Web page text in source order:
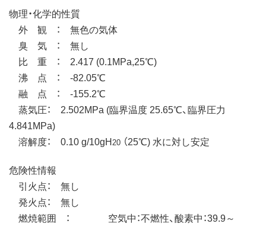
物理・化学的性質
外 観 ： 無色の気体
臭 気 ： 無し
比 重 ： 2.417 (0.1MPa,25℃)
沸 点 ： -82.05℃
融 点 ： -155.2℃
蒸気圧： 2.502MPa (臨界温度 25.65℃、臨界圧力
4.841MPa)
溶解度： 0.10 g/10gH20 （25℃) 水に対し安定
危険性情報
引火点： 無し
発火点： 無し
燃焼範囲 ： 空気中：不燃性、酸素中：39.9～